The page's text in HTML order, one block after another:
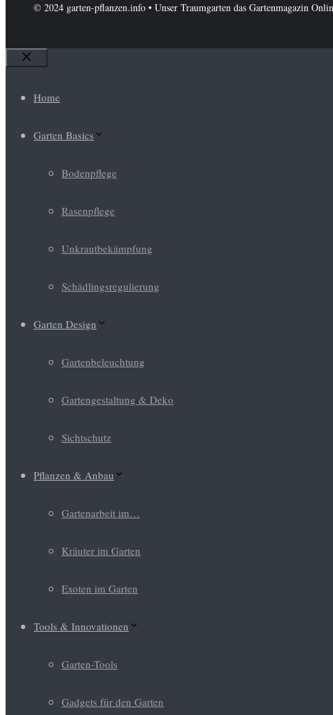
© 2024 garten-pflanzen.info • Unser Traumgarten das Gartenmagazin
Schließen
Home
Garten Basics
Bodenpflege
Rasenpflege
Unkrautbekämpfung
Schädlingsregulierung
Garten Design
Gartenbeleuchtung
Gartengestaltung & Deko
Sichtschutz
Pflanzen & Anbau
Gartenarbeit im…
Kräuter im Garten
Exoten im Garten
Tools & Innovationen
Garten-Tools
Gadgets für den Garten